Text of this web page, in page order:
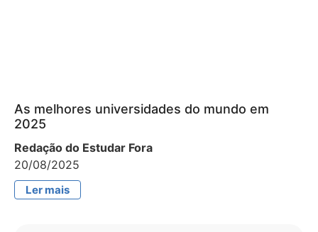
As melhores universidades do mundo em
2025
Redação do Estudar Fora
20/08/2025
Ler mais